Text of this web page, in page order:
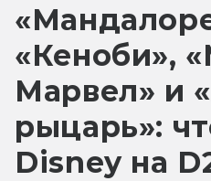
«Кеноби»,
Марвел» и
рыцарь»:
Disney на